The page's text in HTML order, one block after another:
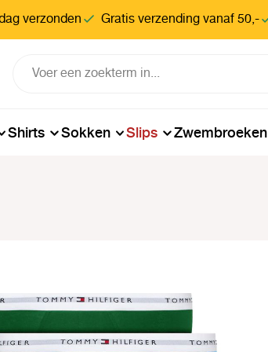
verzonden Gratis verzending vanaf 50,-
Shirts Sokken Slips Zwembroeken